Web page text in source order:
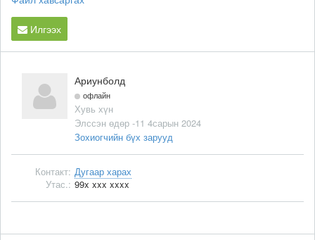
Илгээх
Ариунболд
офлайн
Хувь хүн
Элссэн өдөр -11 4сарын 2024
Зохиогчийн бүх зарууд
Контакт: Дугаар харах
Утас.: 99x xxx xxxx